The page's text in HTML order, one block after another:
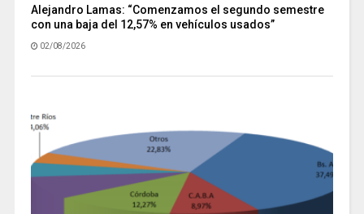
Alejandro Lamas: “Comenzamos el segundo semestre
con una baja del 12,57% en vehículos usados”
02/08/2026